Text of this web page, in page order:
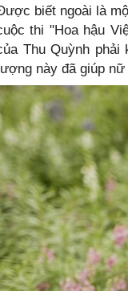
biết ngoài là
thi "Hoa hậu
Thu Quỳnh phải
này đã giúp